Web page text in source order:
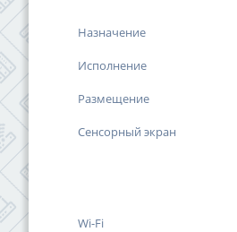
Назначение
Исполнение
Размещение
Сенсорный экран
Wi-Fi